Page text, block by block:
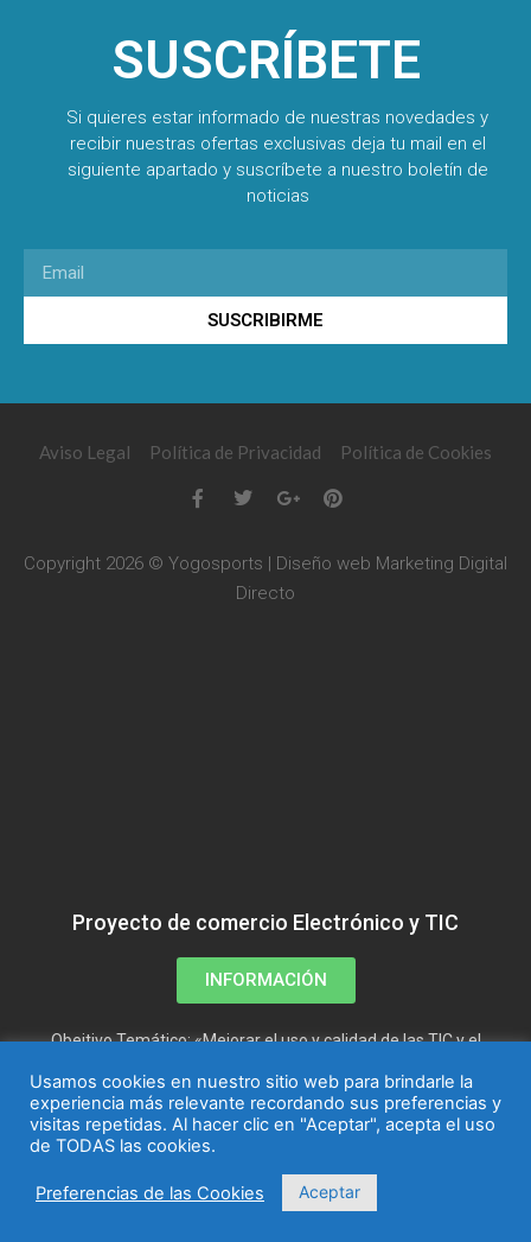
SUSCRÍBETE
Si quieres estar informado de nuestras novedades y
recibir nuestras ofertas exclusivas deja tu mail en el
siguiente apartado y suscríbete a nuestro boletín de
noticias
SUSCRIBIRME
Aviso Legal Política de Privacidad Política de Cookies
Copyright 2026 © Yogosports | Diseño web Marketing Digital
Directo
Proyecto de comercio Electrónico y TIC
INFORMACIÓN
Obejtivo Temático: «Mejorar el uso y calidad de las TIC y el
Usamos cookies en nuestro sitio web para brindarle la
experiencia más relevante recordando sus preferencias y
visitas repetidas. Al hacer clic en "Aceptar", acepta el uso
de TODAS las cookies.
Preferencias de las Cookies Aceptar